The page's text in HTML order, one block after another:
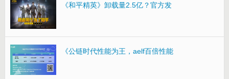
《和平精英》卸载量2.5亿？官方发
《公链时代性能为王，aelf百倍性能